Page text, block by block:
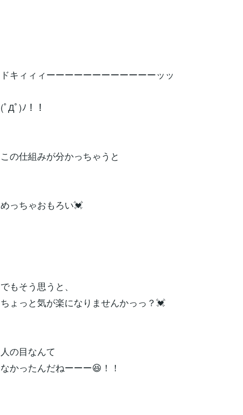
ドキィィィーーーーーーーーーーーーッッ
(ﾟДﾟ)ﾉ！！
この仕組みが分かっちゃうと
めっちゃおもろい💓
でもそう思うと、
ちょっと気が楽になりませんかっっ？💓
人の目なんて
なかったんだねーーー😆！！